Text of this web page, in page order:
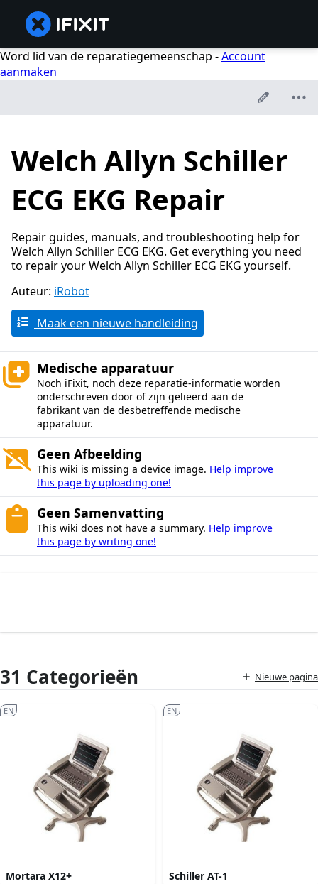
Word lid van de reparatiegemeenschap -Account
aanmaken
Welch Allyn Schiller
ECG EKG Repair
Repair guides, manuals, and troubleshooting help for
Welch Allyn Schiller ECG EKG. Get everything you need
to repair your Welch Allyn Schiller ECG EKG yourself.
Auteur: iRobot
Maak een nieuwe handleiding
Medische apparatuur
Noch iFixit, noch deze reparatie-informatie worden
onderschreven door of zijn gelieerd aan de
fabrikant van de desbetreffende medische
apparatuur.
Geen Afbeelding
This wiki is missing a device image. Help improve
this page by uploading one!
Geen Samenvatting
This wiki does not have a summary. Help improve
this page by writing one!
31 Categorieën Nieuwe pagina
Mortara X12+
EN
Schiller AT-1
EN